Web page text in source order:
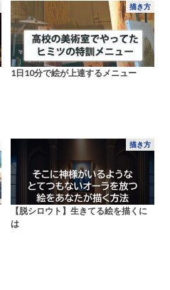
描き方
1日10分で絵が上達するメニュー
描き方
【脱シロウト】生きてる絵を描くに
は